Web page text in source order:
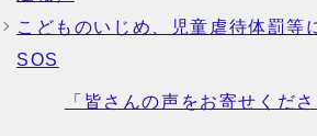
こどものいじめ、児童虐待体罰等
SOS
「皆さんの声をお寄せくだ